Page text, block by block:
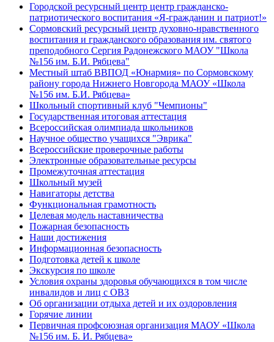
Городской ресурсный центр центр гражданско-
патриотического воспитания «Я-гражданин и патриот!»
Сормовский ресурсный центр духовно-нравственного
воспитания и гражданского образования им. святого
преподобного Сергия Радонежского МАОУ "Школа
№156 им. Б.И. Рябцева"
Местный штаб ВВПОД «Юнармия» по Сормовскому
району города Нижнего Новгорода МАОУ «Школа
№156 им. Б.И. Рябцева»
Школьный спортивный клуб "Чемпионы"
Государственная итоговая аттестация
Всероссийская олимпиада школьников
Научное общество учащихся "Эврика"
Всероссийские проверочные работы
Электронные образовательные ресурсы
Промежуточная аттестация
Школьный музей
Навигаторы детства
Функциональная грамотность
Целевая модель наставничества
Пожарная безопасность
Наши достижения
Информационная безопасность
Подготовка детей к школе
Экскурсия по школе
Условия охраны здоровья обучающихся в том числе
инвалидов и лиц с ОВЗ
Об организации отдыха детей и их оздоровления
Горячие линии
Первичная профсоюзная организация МАОУ «Школа
№156 им. Б. И. Рябцева»